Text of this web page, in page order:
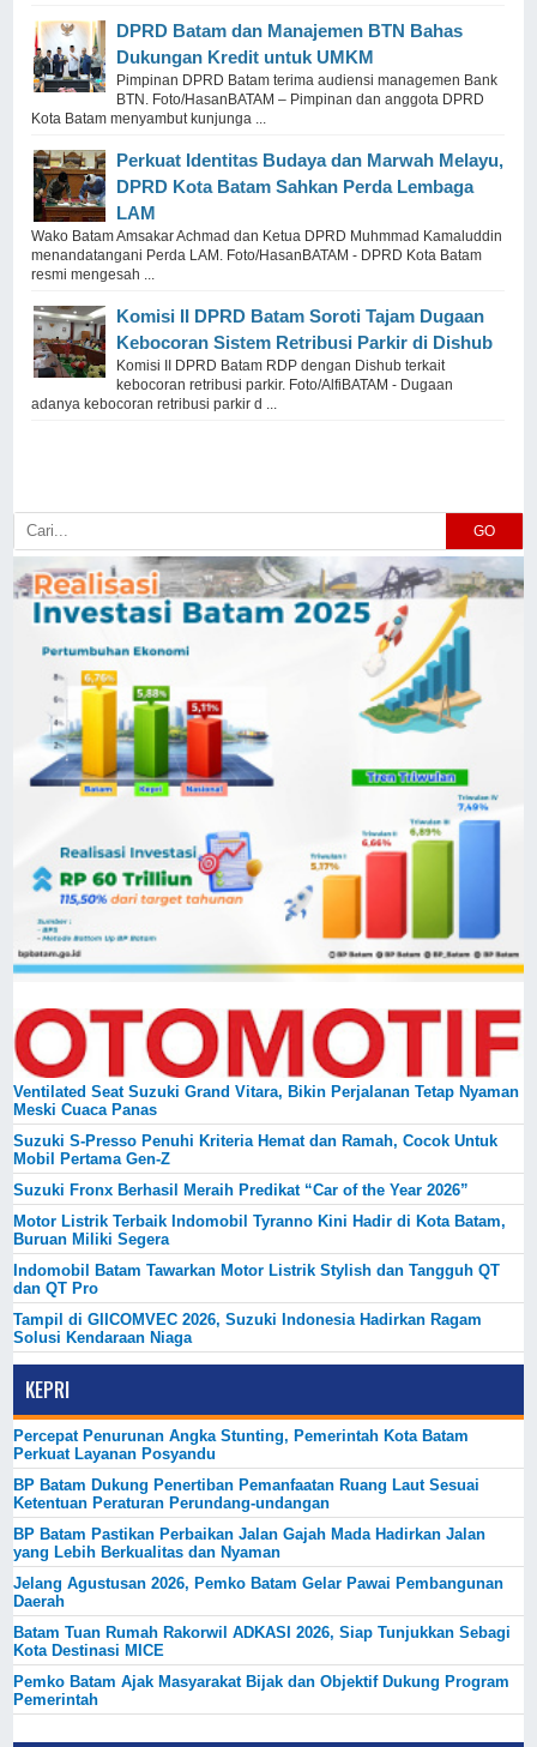
DPRD Batam dan Manajemen BTN Bahas
Dukungan Kredit untuk UMKM
Pimpinan DPRD Batam terima audiensi managemen Bank
BTN. Foto/HasanBATAM – Pimpinan dan anggota DPRD
Kota Batam menyambut kunjunga ...
Perkuat Identitas Budaya dan Marwah Melayu,
DPRD Kota Batam Sahkan Perda Lembaga
LAM
Wako Batam Amsakar Achmad dan Ketua DPRD Muhmmad Kamaluddin
menandatangani Perda LAM. Foto/HasanBATAM - DPRD Kota Batam
resmi mengesah ...
Komisi II DPRD Batam Soroti Tajam Dugaan
Kebocoran Sistem Retribusi Parkir di Dishub
Komisi II DPRD Batam RDP dengan Dishub terkait
kebocoran retribusi parkir. Foto/AlfiBATAM - Dugaan
adanya kebocoran retribusi parkir d ...
GO
Ventilated Seat Suzuki Grand Vitara, Bikin Perjalanan Tetap Nyaman
Meski Cuaca Panas
Suzuki S-Presso Penuhi Kriteria Hemat dan Ramah, Cocok Untuk
Mobil Pertama Gen-Z
Suzuki Fronx Berhasil Meraih Predikat “Car of the Year 2026”
Motor Listrik Terbaik Indomobil Tyranno Kini Hadir di Kota Batam,
Buruan Miliki Segera
Indomobil Batam Tawarkan Motor Listrik Stylish dan Tangguh QT
dan QT Pro
Tampil di GIICOMVEC 2026, Suzuki Indonesia Hadirkan Ragam
Solusi Kendaraan Niaga
KEPRI
Percepat Penurunan Angka Stunting, Pemerintah Kota Batam
Perkuat Layanan Posyandu
BP Batam Dukung Penertiban Pemanfaatan Ruang Laut Sesuai
Ketentuan Peraturan Perundang-undangan
BP Batam Pastikan Perbaikan Jalan Gajah Mada Hadirkan Jalan
yang Lebih Berkualitas dan Nyaman
Jelang Agustusan 2026, Pemko Batam Gelar Pawai Pembangunan
Daerah
Batam Tuan Rumah Rakorwil ADKASI 2026, Siap Tunjukkan Sebagi
Kota Destinasi MICE
Pemko Batam Ajak Masyarakat Bijak dan Objektif Dukung Program
Pemerintah